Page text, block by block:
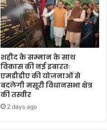
शहीद के सम्मान के साथ
विकास की नई इबारतः
एमडीडीए की योजनाओं से
बदलेगी मसूरी विधानसभा क्षेत्र
की तस्वीर
2 days ago